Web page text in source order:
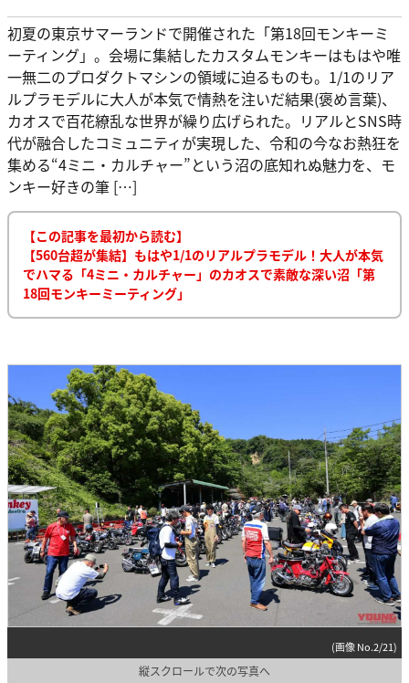
初夏の東京サマーランドで開催された「第18回モンキーミ
ーティング」。会場に集結したカスタムモンキーはもはや唯
一無二のプロダクトマシンの領域に迫るものも。1/1のリア
ルプラモデルに大人が本気で情熱を注いだ結果(褒め言葉)、
カオスで百花繚乱な世界が繰り広げられた。リアルとSNS時
代が融合したコミュニティが実現した、令和の今なお熱狂を
集める“4ミニ・カルチャー”という沼の底知れぬ魅力を、モ
ンキー好きの筆 […]
【この記事を最初から読む】
【560台超が集結】もはや1/1のリアルプラモデル！大人が本気
でハマる「4ミニ・カルチャー」のカオスで素敵な深い沼「第
18回モンキーミーティング」
(画像 No.2/21)
縦スクロールで次の写真へ